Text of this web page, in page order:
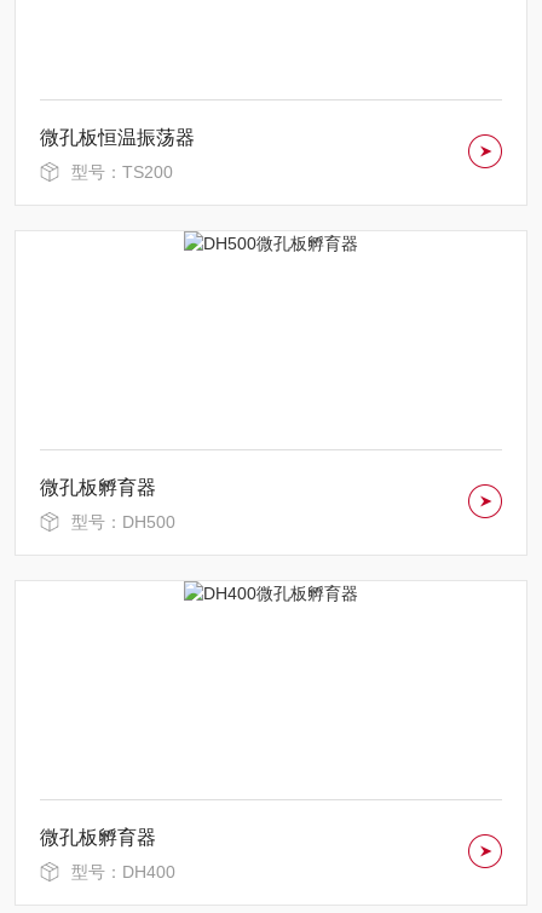
微孔板恒温振荡器
型号：TS200
微孔板孵育器
型号：DH500
微孔板孵育器
型号：DH400